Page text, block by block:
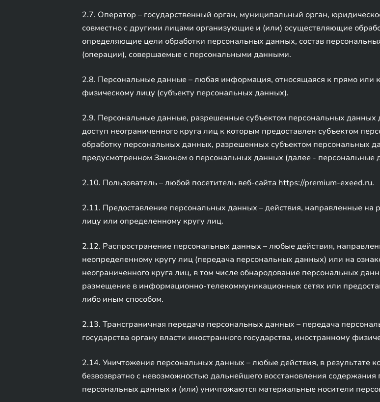
2.7. Оператор – государственный орган, муниципальный орган,
совместно с другими лицами организующие и (или) осуществляющие
определяющие цели обработки персональных данных, состав
(операции), совершаемые с персональными данными.
2.8. Персональные данные – любая информация, относящаяся к прямо или
физическому лицу (субъекту персональных данных).
2.9. Персональные данные, разрешенные субъектом персональных
доступ неограниченного круга лиц к которым предоставлен субъектом
обработку персональных данных, разрешенных субъектом персональных
предусмотренном Законом о персональных данных (далее -
2.10. Пользователь – любой посетитель веб-сайта https://premium-exeed.ru.
2.11. Предоставление персональных данных – действия, направленные
лицу или определенному кругу лиц.
2.12. Распространение персональных данных – любые действия,
неопределенному кругу лиц (передача персональных данных) или на
неограниченного круга лиц, в том числе обнародование персональных
размещение в информационно-телекоммуникационных сетях или
либо иным способом.
2.13. Трансграничная передача персональных данных – передача
государства органу власти иностранного государства, иностранному
2.14. Уничтожение персональных данных – любые действия, в результате
безвозвратно с невозможностью дальнейшего восстановления
персональных данных и (или) уничтожаются материальные носители